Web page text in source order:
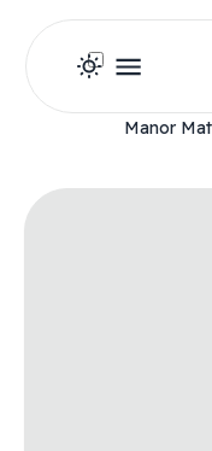
Manor